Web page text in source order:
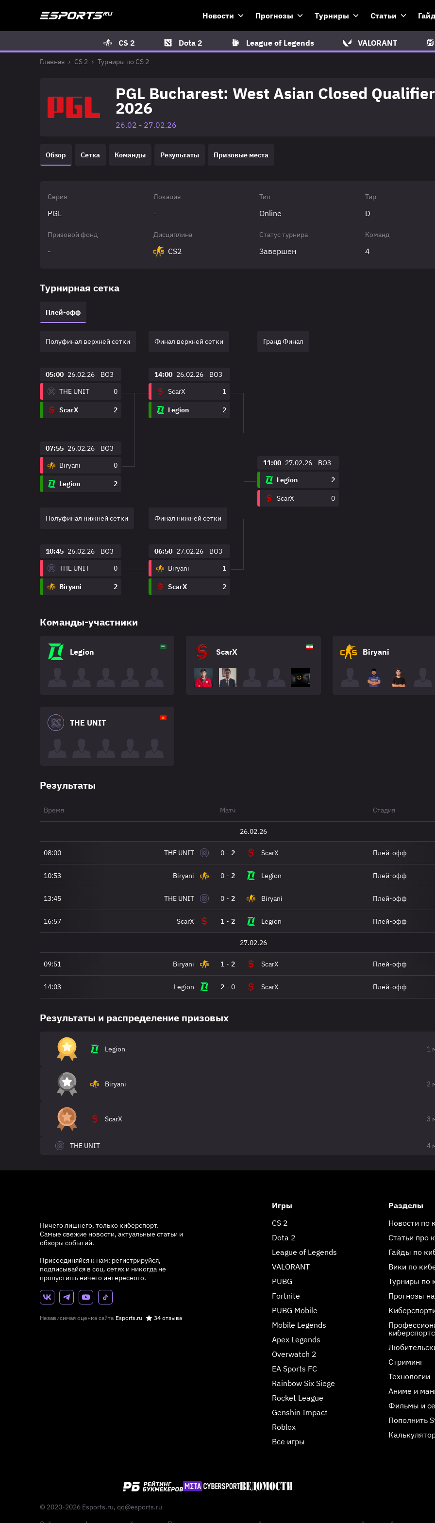
Новости Прогнозы Турниры Статьи
CS 2 Dota 2 League of Legends VALORANT
Главная CS 2 Турниры по CS 2
PGL Bucharest: West Asian Closed Qualifier
2026
26.02 - 27.02.26
Обзор Сетка Команды Результаты Призовые места
Серия
PGL
Локация
-
Тип
Online
Тир
D
Призовой фонд
-
Дисциплина
CS2
Статус турнира
Завершен
Команд
4
Турнирная сетка
Плей-офф
Полуфинал верхней сетки
05:00 26.02.26
BO3
THE UNIT
0
ScarX 2
07:55 26.02.26
BO3
Biryani
0
Legion 2
Финал верхней сетки
14:00 26.02.26
BO3
ScarX
1
Legion 2
Полуфинал нижней сетки
10:45 26.02.26
BO3
THE UNIT
0
Biryani 2
Финал нижней сетки
06:50 27.02.26
BO3
Biryani
1
ScarX 2
Гранд Финал
11:00 27.02.26
BO3
Legion
2
ScarX 0
Команды-участники
Legion ScarX Biryani
THE UNIT
Результаты
Время Матч Стадия
26.02.26
08:00 THE UNIT 0 - 2 ScarX Плей-офф
10:53 Biryani 0 - 2 Legion Плей-офф
13:45 THE UNIT 0 - 2 Biryani Плей-офф
16:57 ScarX 1 - 2 Legion Плей-офф
27.02.26
09:51 Biryani 1 - 2 ScarX Плей-офф
14:03 Legion 2 - 0 ScarX Плей-офф
Результаты и распределение призовых
Legion 1
Biryani 2
ScarX 3
THE UNIT 4
Ничего лишнего, только киберспорт.
Самые свежие новости, актуальные статьи и
обзоры событий.
Присоединяйся к нам: регистрируйся,
подписывайся в соц. сетях и никогда не
пропустишь ничего интересного.
Независимая оценка сайта Esports.ru 34 отзыва
Игры
CS 2
Dota 2
League of Legends
VALORANT
PUBG
Fortnite
PUBG Mobile
Mobile Legends
Apex Legends
Overwatch 2
EA Sports FC
Rainbow Six Siege
Rocket League
Genshin Impact
Roblox
Все игры
Разделы
Новости по
Статьи про
Гайды по
Вики по
Турниры по
Прогнозы
Стриминг
Технологии
Аниме и
Фильмы и
Пополнить
© 2020-2026 Esports.ru, qq@esports.ru